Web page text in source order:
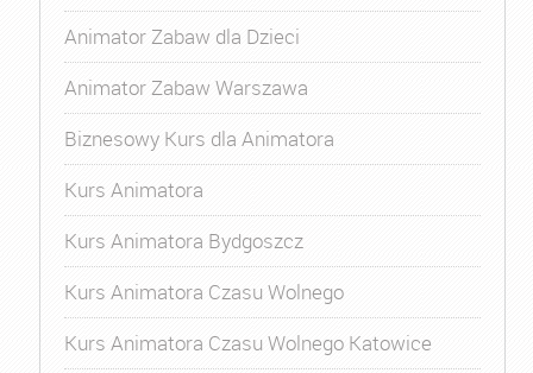
Animator Zabaw dla Dzieci
Animator Zabaw Warszawa
Biznesowy Kurs dla Animatora
Kurs Animatora
Kurs Animatora Bydgoszcz
Kurs Animatora Czasu Wolnego
Kurs Animatora Czasu Wolnego Katowice